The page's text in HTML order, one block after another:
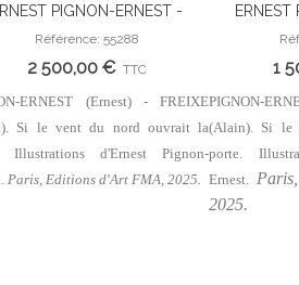
Ajouter Au Panier
PIGNON-ERNEST -
(Alain). Si le vent du nord
ouvrait la porte. Illustrations
d'Ernest Pignon-Ernest.
Référence: 55288
2 500,00 € TTC
ERNEST (Ernest) - FREIXE
Si le vent du nord ouvrait la
Illustrations d'Ernest Pignon-
Paris, Editions d'Art FMA, 2025.
ERNEST
FREIXE
ouvrait
1
PIGNON-
(Alain). Si le
porte.
Ernest.
2025.